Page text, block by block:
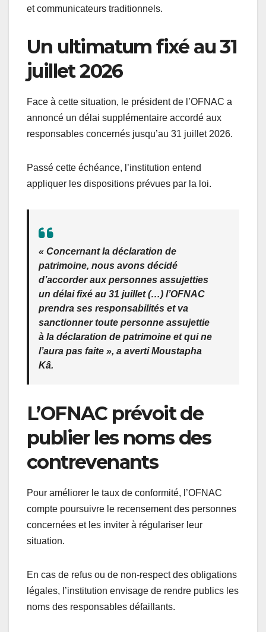
et communicateurs traditionnels.
Un ultimatum fixé au 31
juillet 2026
Face à cette situation, le président de l’OFNAC a
annoncé un délai supplémentaire accordé aux
responsables concernés jusqu’au 31 juillet 2026.
Passé cette échéance, l’institution entend
appliquer les dispositions prévues par la loi.
« Concernant la déclaration de
patrimoine, nous avons décidé
d’accorder aux personnes assujetties
un délai fixé au 31 juillet (…) l’OFNAC
prendra ses responsabilités et va
sanctionner toute personne assujettie
à la déclaration de patrimoine et qui ne
l’aura pas faite », a averti Moustapha
Kâ.
L’OFNAC prévoit de
publier les noms des
contrevenants
Pour améliorer le taux de conformité, l’OFNAC
compte poursuivre le recensement des personnes
concernées et les inviter à régulariser leur
situation.
En cas de refus ou de non-respect des obligations
légales, l’institution envisage de rendre publics les
noms des responsables défaillants.